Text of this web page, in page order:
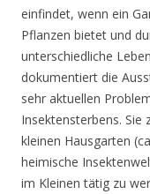
einfindet, wenn ein
Pflanzen bietet und
unterschiedliche
dokumentiert die
sehr aktuellen
Insektensterbens. Sie
kleinen Hausgarten
heimische
im Kleinen tätig zu